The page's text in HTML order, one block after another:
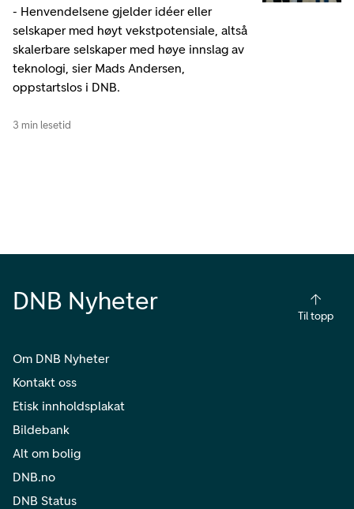
- Henvendelsene gjelder idéer eller
selskaper med høyt vekstpotensiale, altså
skalerbare selskaper med høye innslag av
teknologi, sier Mads Andersen,
oppstartslos i DNB.
3 min lesetid
DNB Nyheter
Til topp
Om DNB Nyheter
Kontakt oss
Etisk innholdsplakat
Bildebank
Alt om bolig
DNB.no
DNB Status